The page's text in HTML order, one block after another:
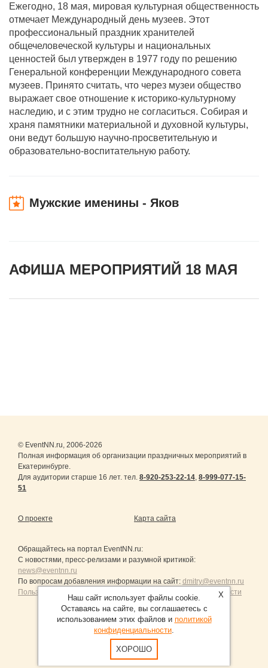
Ежегодно, 18 мая, мировая культурная общественность
отмечает Международный день музеев. Этот
профессиональный праздник хранителей
общечеловеческой культуры и национальных
ценностей был утвержден в 1977 году по решению
Генеральной конференции Международного совета
музеев. Принято считать, что через музеи общество
выражает свое отношение к историко-культурному
наследию, и с этим трудно не согласиться. Собирая и
храня памятники материальной и духовной культуры,
они ведут большую научно-просветительную и
образовательно-воспитательную работу.
Мужские именины - Яков
АФИША МЕРОПРИЯТИЙ 18 МАЯ
© EventNN.ru, 2006-2026
Полная информация об организации праздничных мероприятий в
Екатеринбурге.
Для аудитории старше 16 лет. тел. 8-920-253-22-14, 8-999-077-15-
51
О проекте Карта сайта
Обращайтесь на портал EventNN.ru:
С новостями, пресс-релизами и разумной критикой:
news@eventnn.ru
По вопросам добавления информации на сайт: dmitry@eventnn.ru
Пользовательское Соглашение и политика конфиденциальности
Продвижение сайтов Санкт-Петербург
X
Наш сайт использует файлы cookie.
Оставаясь на сайте, вы соглашаетесь с
использованием этих файлов и политикой
конфиденциальности.
ХОРОШО